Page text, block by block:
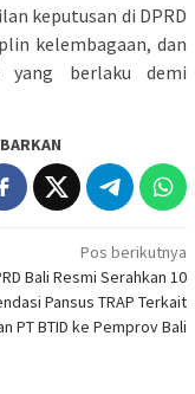
keputusan di DPRD
kelembagaan, dan
yang berlaku demi
Pos berikutnya
Bali Resmi Serahkan 10
Pansus TRAP Terkait
PT BTID ke Pemprov Bali